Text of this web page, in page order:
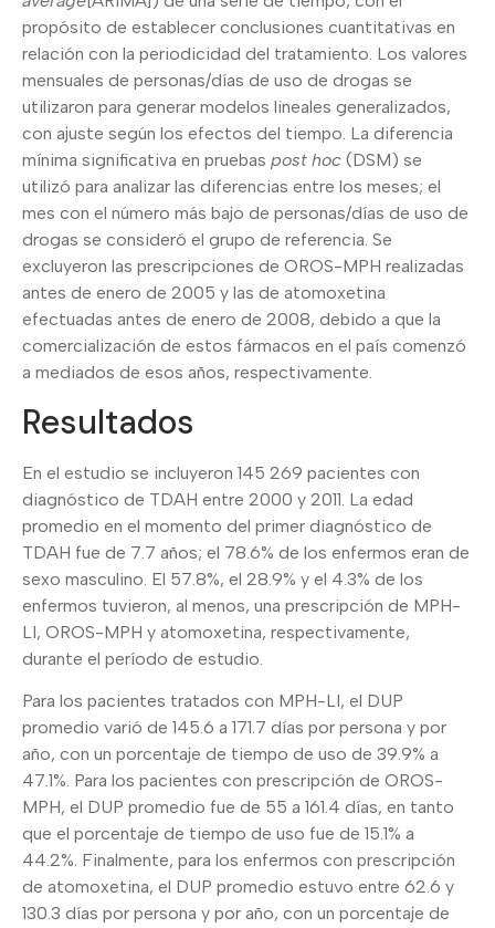
propósito de establecer conclusiones cuantitativas en
relación con la periodicidad del tratamiento. Los valores
mensuales de personas/días de uso de drogas se
utilizaron para generar modelos lineales generalizados,
con ajuste según los efectos del tiempo. La diferencia
mínima significativa en pruebas post hoc (DSM) se
utilizó para analizar las diferencias entre los meses; el
mes con el número más bajo de personas/días de uso de
drogas se consideró el grupo de referencia. Se
excluyeron las prescripciones de OROS-MPH realizadas
antes de enero de 2005 y las de atomoxetina
efectuadas antes de enero de 2008, debido a que la
comercialización de estos fármacos en el país comenzó
a mediados de esos años, respectivamente.
Resultados
En el estudio se incluyeron 145 269 pacientes con
diagnóstico de TDAH entre 2000 y 2011. La edad
promedio en el momento del primer diagnóstico de
TDAH fue de 7.7 años; el 78.6% de los enfermos eran de
sexo masculino. El 57.8%, el 28.9% y el 4.3% de los
enfermos tuvieron, al menos, una prescripción de MPH-
LI, OROS-MPH y atomoxetina, respectivamente,
durante el período de estudio.
Para los pacientes tratados con MPH-LI, el DUP
promedio varió de 145.6 a 171.7 días por persona y por
año, con un porcentaje de tiempo de uso de 39.9% a
47.1%. Para los pacientes con prescripción de OROS-
MPH, el DUP promedio fue de 55 a 161.4 días, en tanto
que el porcentaje de tiempo de uso fue de 15.1% a
44.2%. Finalmente, para los enfermos con prescripción
de atomoxetina, el DUP promedio estuvo entre 62.6 y
130.3 días por persona y por año, con un porcentaje de